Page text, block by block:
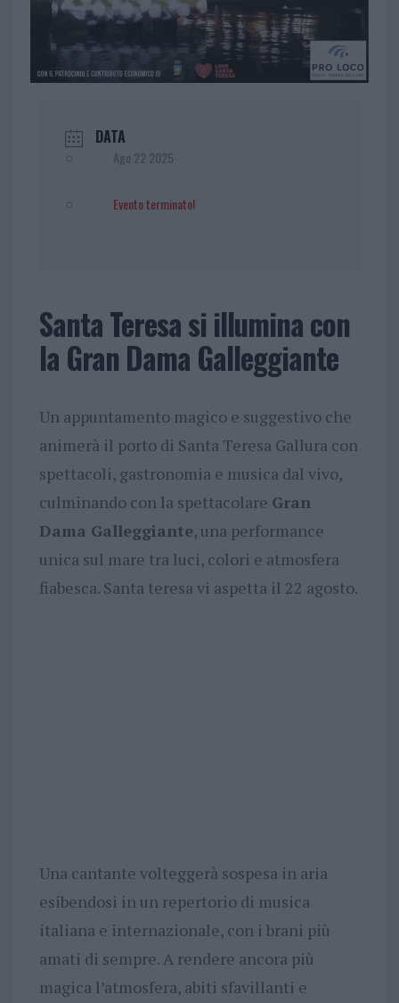
DATA
Ago 22 2025
Evento terminato!
Santa Teresa si illumina con
la Gran Dama Galleggiante
Un appuntamento magico e suggestivo che
animerà il porto di Santa Teresa Gallura con
spettacoli, gastronomia e musica dal vivo,
culminando con la spettacolare Gran
Dama Galleggiante, una performance
unica sul mare tra luci, colori e atmosfera
fiabesca. Santa teresa vi aspetta il 22 agosto.
Una cantante volteggerà sospesa in aria
esibendosi in un repertorio di musica
italiana e internazionale, con i brani più
amati di sempre. A rendere ancora più
magica l’atmosfera, abiti sfavillanti e